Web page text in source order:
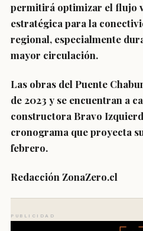
permitirá optimizar el flujo
estratégica para la
regional, especialmente
mayor circulación.
Las obras del Puente
de 2023 y se encuentran a
constructora Bravo
cronograma que proyecta
febrero.
Redacción ZonaZero.cl
PUBLICIDAD